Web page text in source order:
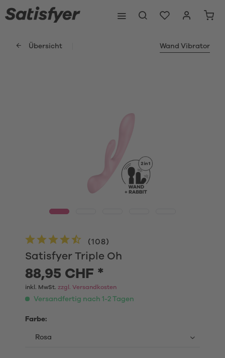
Übersicht Wand Vibrator
Satisfyer Triple Oh
(108)
88,95 CHF *
inkl. MwSt. zzgl. Versandkosten
Versandfertig nach 1-2 Tagen
Farbe: